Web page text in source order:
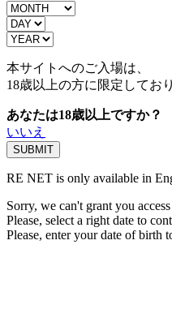
本サイトへのご入場は、
18歳以上の方に限定してお
あなたは18歳以上ですか？
いいえ
RE NET is only available in
Sorry, we can't grant you
Please, select a right date to
Please, enter your date of birth